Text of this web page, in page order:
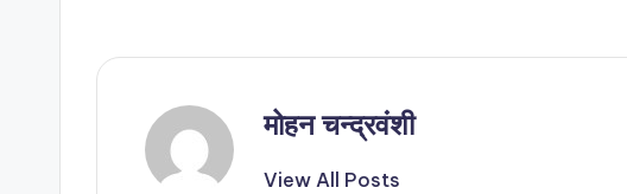
a
A
p
c
b
o
it ai ar
मोहन चन्द्रवंशी
View All Posts